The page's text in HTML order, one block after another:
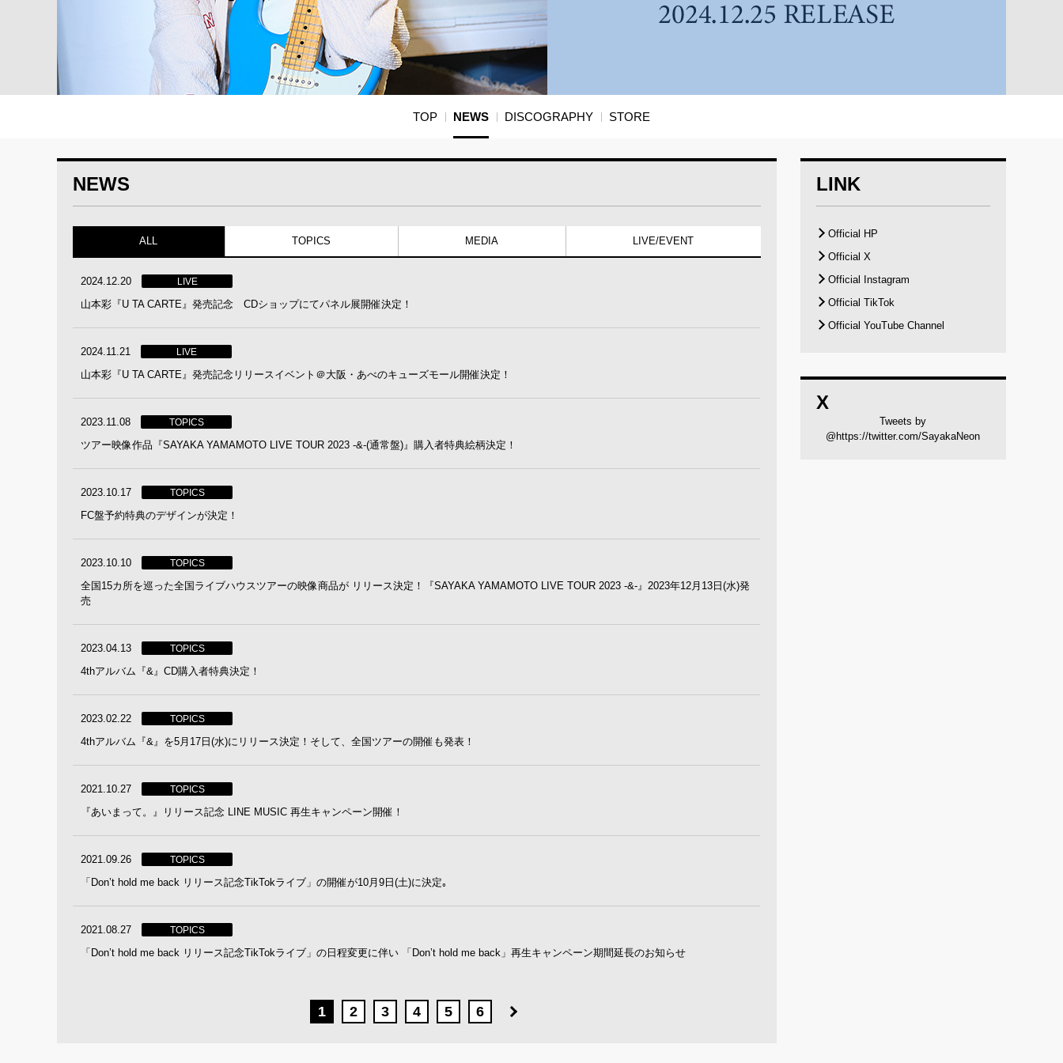
TOP NEWS DISCOGRAPHY STORE
NEWS
ALL TOPICS MEDIA LIVE/EVENT
2024.12.20 LIVE
山本彩『U TA CARTE』発売記念 CDショップにてパネル展開催決定！
2024.11.21 LIVE
山本彩『U TA CARTE』発売記念リリースイベント＠大阪・あべのキューズモール開催決定！
2023.11.08 TOPICS
ツアー映像作品『SAYAKA YAMAMOTO LIVE TOUR 2023 -&-(通常盤)』購入者特典絵柄決定！
2023.10.17 TOPICS
FC盤予約特典のデザインが決定！
2023.10.10 TOPICS
全国15カ所を巡った全国ライブハウスツアーの映像商品が リリース決定！『SAYAKA YAMAMOTO LIVE TOUR 2023 -&-』2023年12月13日(水)発
売
2023.04.13 TOPICS
4thアルバム『&』CD購入者特典決定！
2023.02.22 TOPICS
4thアルバム『&』を5月17日(水)にリリース決定！そして、全国ツアーの開催も発表！
2021.10.27 TOPICS
『あいまって。』リリース記念 LINE MUSIC 再生キャンペーン開催！
2021.09.26 TOPICS
「Don’t hold me back リリース記念TikTokライブ」の開催が10月9日(土)に決定｡
2021.08.27 TOPICS
「Don’t hold me back リリース記念TikTokライブ」の日程変更に伴い 「Don’t hold me back」再生キャンペーン期間延長のお知らせ
1 2 3 4 5 6
LINK
Official HP
Official X
Official Instagram
Official TikTok
Official YouTube Channel
X
Tweets by
@https://twitter.com/SayakaNeon